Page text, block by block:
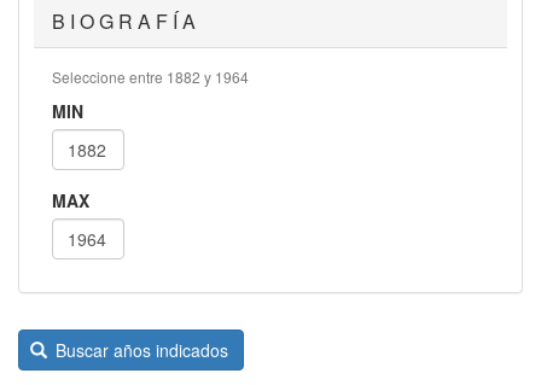
B I O G R A F Í A
Seleccione entre 1882 y 1964
MIN
MAX
Buscar años indicados